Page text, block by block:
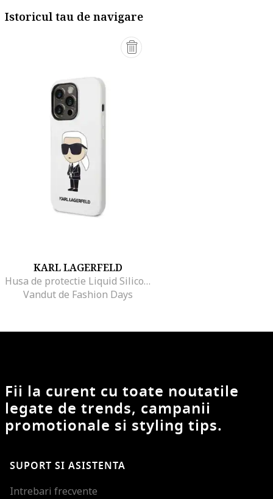
Istoricul tau de navigare
KARL LAGERFELD
Husa de protectie Liquid Silicone Ikonik NFT pentru iPhone 14 Pro, Alb
Vandut de Fashion Days
Fii la curent cu toate noutatile
legate de trends, campanii
promotionale si styling tips.
SUPORT SI ASISTENTA
Intrebari frecvente